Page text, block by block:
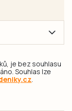
je bez souhlasu
Souhlas lze
.